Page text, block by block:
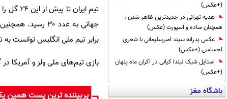
(+عکس)
هدیه تهرانی در جدیدترین ظاهر شدن ،
همچنان ساده و اسپورت (عکس)
عکس پدرانه سپند امیرسلیمانی با شعری
احساسی (+عکس)
استایل شیک لیندا کیانی در اکران ماه پنهان
(+عکس)
باشگاه مغز
تیم
برابر تیم ملی انگلیس توانست به تنها بازیکن ۲ گله ایران در
بازی تیم‌های ملی ولز و آمریکا در گروه
پربیننده ترین پست همین